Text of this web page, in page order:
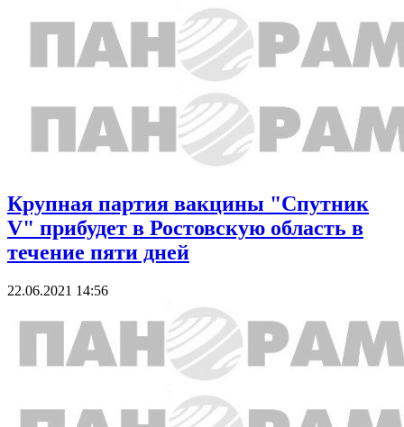
Крупная партия вакцины "Спутник
V" прибудет в Ростовскую область в
течение пяти дней
22.06.2021 14:56